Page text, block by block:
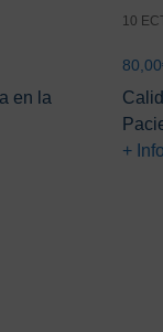
en la
10
80,00
+